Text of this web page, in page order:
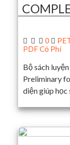
0
PDF Có Phí
Bộ sách
Preliminary
diện giúp học